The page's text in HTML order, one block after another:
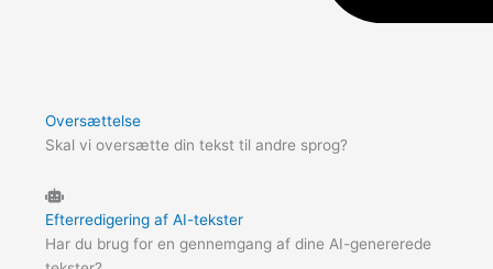
Oversættelse
Skal vi oversætte din tekst til andre sprog?
Efterredigering af AI-tekster
Har du brug for en gennemgang af dine AI-genererede